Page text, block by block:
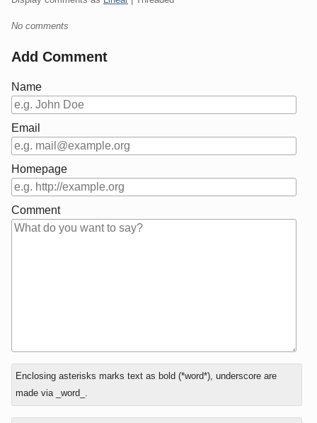
No comments
Add Comment
Name
Email
Homepage
Comment
In
reply
to
Enclosing asterisks marks text as bold (*word*), underscore are
made via _word_.